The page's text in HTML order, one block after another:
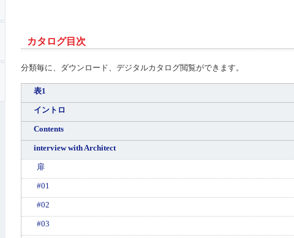
カタログ目次
分類毎に、ダウンロード、デジタルカタログ閲覧ができます。
表1
イントロ
Contents
interview with Architect
扉
#01
#02
#03